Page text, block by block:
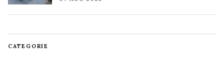
CATEGORIE